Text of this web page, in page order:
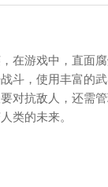
在游戏中，直面
斗，使用丰富的
对抗敌人，还需
类的未来。